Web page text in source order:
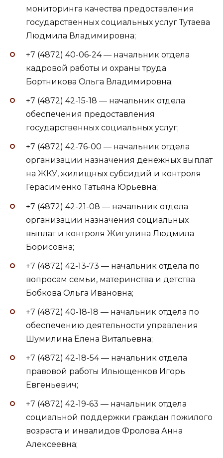
мониторинга качества предоставления
государственных социальных услуг Тутаева
Людмила Владимировна;
+7 (4872) 40-06-24 — начальник отдела
кадровой работы и охраны труда
Бортникова Ольга Владимировна;
+7 (4872) 42-15-18 — начальник отдела
обеспечения предоставления
государственных социальных услуг;
+7 (4872) 42-76-00 — начальник отдела
организации назначения денежных выплат
на ЖКУ, жилищных субсидий и контроля
Герасименко Татьяна Юрьевна;
+7 (4872) 42-21-08 — начальник отдела
организации назначения социальных
выплат и контроля Жигулина Людмила
Борисовна;
+7 (4872) 42-13-73 — начальник отдела по
вопросам семьи, материнства и детства
Бобкова Ольга Ивановна;
+7 (4872) 40-18-18 — начальник отдела по
обеспечению деятельности управления
Шумилина Елена Витальевна;
+7 (4872) 42-18-54 — начальник отдела
правовой работы Ильющенков Игорь
Евгеньевич;
+7 (4872) 42-19-63 — начальник отдела
социальной поддержки граждан пожилого
возраста и инвалидов Фролова Анна
Алексеевна;